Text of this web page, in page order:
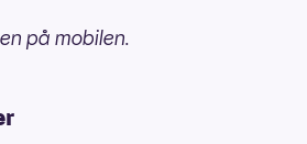
på mobilen.